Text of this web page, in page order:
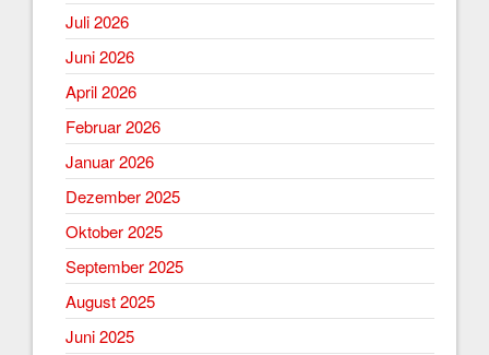
Juli 2026
Juni 2026
April 2026
Februar 2026
Januar 2026
Dezember 2025
Oktober 2025
September 2025
August 2025
Juni 2025